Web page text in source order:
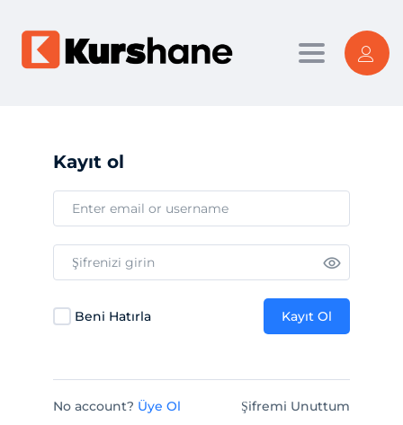
Toggle
Kayıt ol
Beni Hatırla Kayıt Ol
No account? Üye Ol Şifremi Unuttum